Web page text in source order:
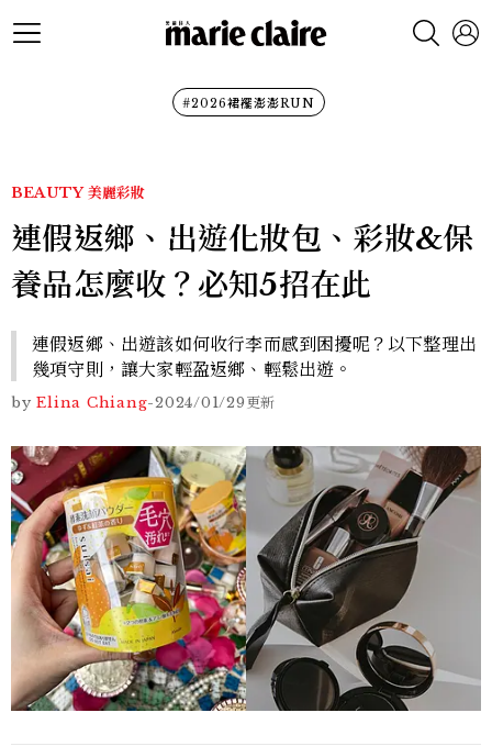
#2026裙襬澎澎RUN
BEAUTY 美麗彩妝
連假返鄉、出遊化妝包、彩妝&保
養品怎麼收？必知5招在此
連假返鄉、出遊該如何收行李而感到困擾呢？以下整理出
幾項守則，讓大家輕盈返鄉、輕鬆出遊。
by Elina Chiang-2024/01/29更新